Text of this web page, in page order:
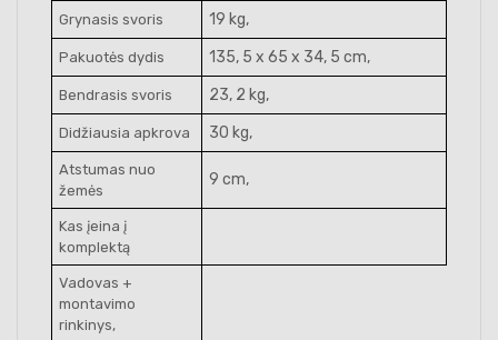
Grynasis svoris 19 kg,
Pakuotės dydis 135, 5 x 65 x 34, 5 cm,
Bendrasis svoris 23, 2 kg,
Didžiausia apkrova 30 kg,
Atstumas nuo
žemės
9 cm,
Kas įeina į
komplektą
Vadovas +
montavimo
rinkinys,